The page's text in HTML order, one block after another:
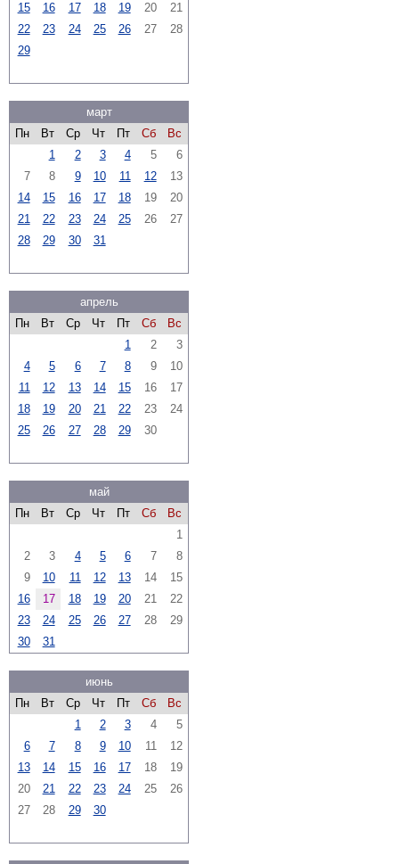
15
16 17 18 19 20
21
22
23 24 25 26 27
28
29
март
Пн
Вт Ср Чт Пт Сб
Вс
1
2 3 4 5
6
7
8 9 10 11 12
13
14
15 16 17 18 19
20
21
22 23 24 25 26
27
28
29 30 31
апрель
Пн
Вт Ср Чт Пт Сб
Вс
1
2
3
4
5 6 7 8 9
10
11
12 13 14 15 16
17
18
19 20 21 22 23
24
25
26 27 28 29 30
май
Пн
Вт Ср Чт Пт Сб
Вс
1
2
3 4 5 6 7
8
9
10 11 12 13 14
15
16
17 18 19 20 21
22
23
24 25 26 27 28
29
30
31
июнь
Пн
Вт Ср Чт Пт Сб
Вс
1
2 3 4
5
6
7 8 9 10 11
12
13
14 15 16 17 18
19
20
21 22 23 24 25
26
27
28 29 30